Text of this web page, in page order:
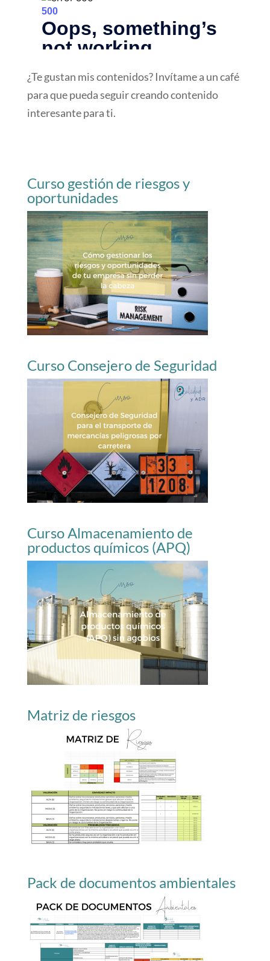
¿Te gustan mis contenidos? Invítame a un café
para que pueda seguir creando contenido
interesante para ti.
Curso gestión de riesgos y
oportunidades
Curso Consejero de Seguridad
Curso Almacenamiento de
productos químicos (APQ)
Matriz de riesgos
Pack de documentos ambientales